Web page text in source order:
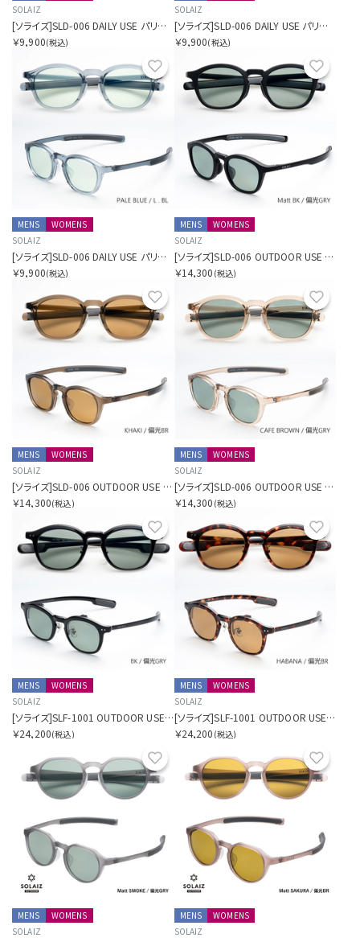
SOLAIZ
[ソライズ]SLD-006 DAILY USE パリジャン
￥9,900(税込)
SOLAIZ
[ソライズ]SLD-006 DAILY USE パリジャン
￥9,900(税込)
お気に入り
MENS
WOMENS
SOLAIZ
[ソライズ]SLD-006 DAILY USE パリジャン
￥9,900(税込)
MENS
WOMENS
SOLAIZ
[ソライズ]SLD-006 OUTDOOR USE パリジャン 偏光モデル
￥14,300 (税込)
お気に入り
MENS
WOMENS
SOLAIZ
[ソライズ]SLD-006 OUTDOOR USE パリジャン 偏光モデル
￥14,300(税込)
MENS
WOMENS
SOLAIZ
[ソライズ]SLD-006 OUTDOOR USE パリジャン 偏光モデル
￥14,300 (税込)
お気に入り
MENS
WOMENS
SOLAIZ
[ソライズ]SLF-1001 OUTDOOR USE フリップアップ 偏光モデル
￥24,200(税込)
MENS
WOMENS
SOLAIZ
[ソライズ]SLF-1001 OUTDOOR USE フリップアップ 偏光モデル
￥24,200 (税込)
お気に入り
MENS
WOMENS
SOLAIZ
MENS
WOMENS
SOLAIZ